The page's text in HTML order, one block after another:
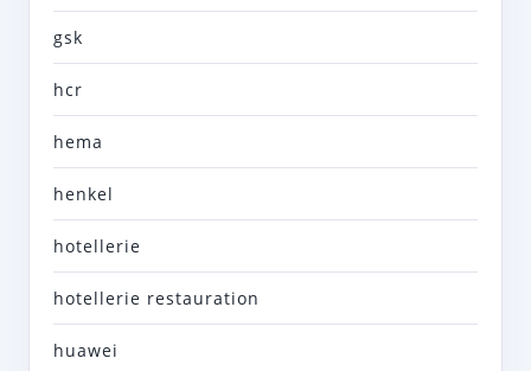
gsk
hcr
hema
henkel
hotellerie
hotellerie restauration
huawei